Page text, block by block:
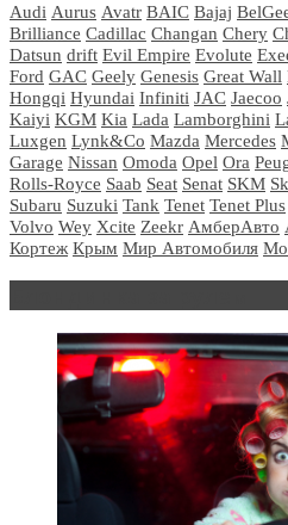
Audi Aurus Avatr BAIC Bajaj
Brilliance Cadillac Changan Chery
Datsun drift Evil Empire Evolute
Ford GAC Geely Genesis Great Wall
Hongqi Hyundai Infiniti JAC Jaecoo
Kaiyi KGM Kia Lada Lamborghini
Luxgen Lynk&Co Mazda Mercedes
Garage Nissan Omoda Opel Ora
Rolls-Royce Saab Seat Senat SKM
Subaru Suzuki Tank Tenet Tenet Plus
Volvo Wey Xcite Zeekr АмберАвто
Кортеж Крым Мир Автомобиля